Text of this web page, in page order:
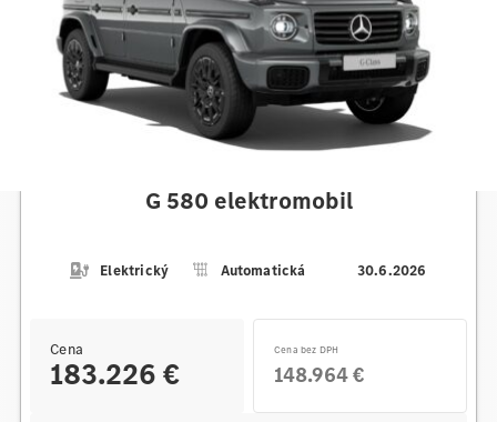
G 580 elektromobil
Elektrický Automatická 30.6.2026
Cena
183.226 €
Cena bez DPH
148.964 €